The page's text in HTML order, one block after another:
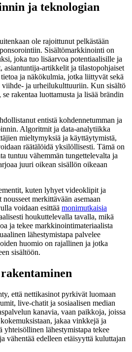
ja teknologian
ole rajoittunut pelkästään
Sisältömarkkinointi on
joka tuo lisäarvoa potentiaalisille ja
artikkelit ja tilastopohjaiset
ja näkökulmia, jotka liittyvät sekä
viihde- ja urheilukulttuuriin. Kun sisältö
rakentaa luottamusta ja lisää brändin
entistä kohdennetumman ja
Algoritmit ja data-analytiikka
mieltymyksiä ja käyttäytymistä,
räätälöidä yksilöllisesti. Tämä on
tuntuu vähemmän tungettelevalta ja
juuri oikean sisällön oikeaan
kuten lyhyet videoklipit ja
merkittävään asemaan
voidaan esittää monimutkaisia
houkuttelevalla tavalla, mikä
ja tekee markkinointimateriaalista
lähestymistapa palvelee
huomio on rajallinen ja jotka
sisältöön.
että nettikasinot pyrkivät luomaan
live-chatit ja sosiaalisen median
kanavia, vaan paikkoja, joissa
jakaa vinkkejä ja
lähestymistapa tekee
vähentää edelleen etäisyyttä kuluttajan